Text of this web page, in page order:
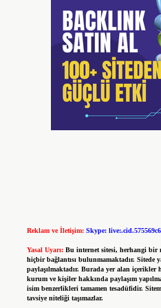
Reklam ve İletişim: Skype:
Yasal Uyarı: Bu internet sitesi, herhangi bir
hiçbir bağlantısı bulunmamaktadır. Sitede
paylaşılmaktadır. Burada yer alan içerikler
kurum ve kişiler hakkında paylaşım
isim benzerlikleri tamamen tesadüfidir.
tavsiye niteliği taşımazlar.